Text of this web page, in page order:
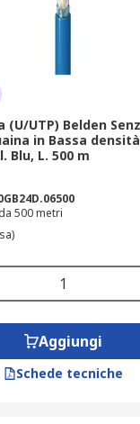
(U/UTP) Belden
in Bassa
Blu, L. 500 m
500 metri
Aggiungi
Schede tecniche